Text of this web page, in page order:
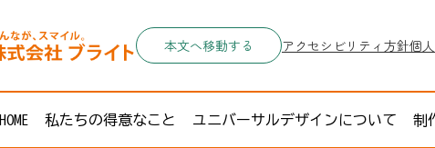
本文へ移動する アクセシビリティ方針個
HOME 私たちの得意なこと ユニバーサルデザインについて 制